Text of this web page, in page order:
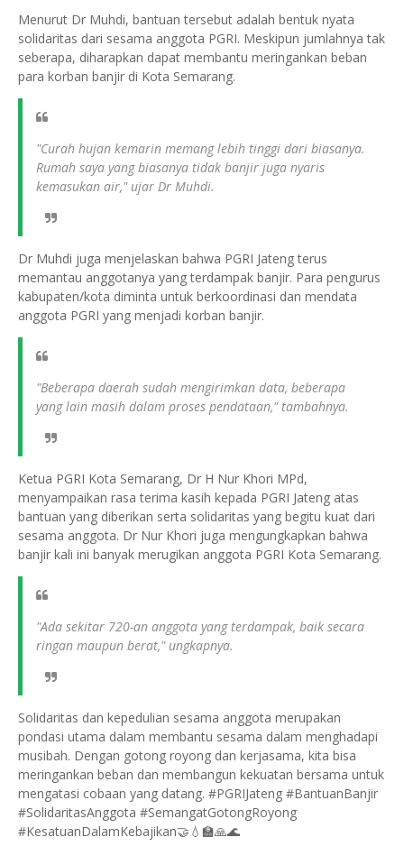
Menurut Dr Muhdi, bantuan tersebut adalah bentuk nyata
solidaritas dari sesama anggota PGRI. Meskipun jumlahnya tak
seberapa, diharapkan dapat membantu meringankan beban
para korban banjir di Kota Semarang.
"Curah hujan kemarin memang lebih tinggi dari biasanya.
Rumah saya yang biasanya tidak banjir juga nyaris
kemasukan air," ujar Dr Muhdi.
Dr Muhdi juga menjelaskan bahwa PGRI Jateng terus
memantau anggotanya yang terdampak banjir. Para pengurus
kabupaten/kota diminta untuk berkoordinasi dan mendata
anggota PGRI yang menjadi korban banjir.
"Beberapa daerah sudah mengirimkan data, beberapa
yang lain masih dalam proses pendataan," tambahnya.
Ketua PGRI Kota Semarang, Dr H Nur Khori MPd,
menyampaikan rasa terima kasih kepada PGRI Jateng atas
bantuan yang diberikan serta solidaritas yang begitu kuat dari
sesama anggota. Dr Nur Khori juga mengungkapkan bahwa
banjir kali ini banyak merugikan anggota PGRI Kota Semarang.
"Ada sekitar 720-an anggota yang terdampak, baik secara
ringan maupun berat," ungkapnya.
Solidaritas dan kepedulian sesama anggota merupakan
pondasi utama dalam membantu sesama dalam menghadapi
musibah. Dengan gotong royong dan kerjasama, kita bisa
meringankan beban dan membangun kekuatan bersama untuk
mengatasi cobaan yang datang. #PGRIJateng #BantuanBanjir
#SolidaritasAnggota #SemangatGotongRoyong
#KesatuanDalamKebajikan🤝💧🏫🙏🌊